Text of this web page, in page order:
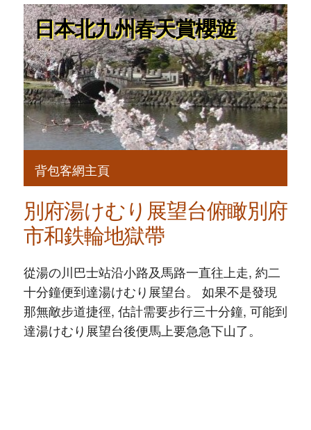
日本北九州春天賞櫻遊
背包客網主頁
別府湯けむり展望台俯瞰別府
市和鉄輪地獄帶
從湯の川巴士站沿小路及馬路一直往上走, 約二
十分鐘便到達湯けむり展望台。 如果不是發現
那無敵步道捷徑, 估計需要步行三十分鐘, 可能到
達湯けむり展望台後便馬上要急急下山了。